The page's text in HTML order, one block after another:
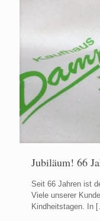
Jubiläum! 66
Seit 66 Jahren ist
Viele unserer
Kindheitstagen. In